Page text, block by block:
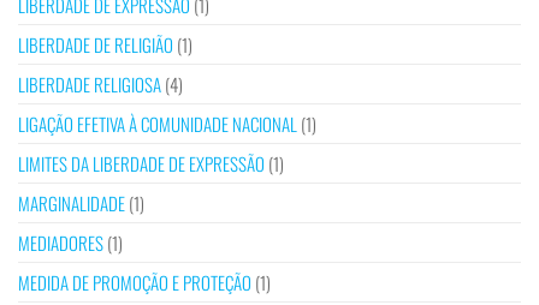
LIBERDADE DE RELIGIÃO (1)
LIBERDADE RELIGIOSA(4)
LIGAÇÃO EFETIVA À COMUNIDADE NACIONAL (1)
LIMITES DA LIBERDADE DE EXPRESSÃO (1)
MARGINALIDADE(1)
MEDIADORES(1)
MEDIDA DE PROMOÇÃO E PROTEÇÃO (1)